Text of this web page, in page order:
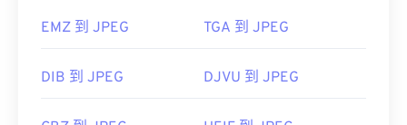
EMZ 到 JPEG TGA 到 JPEG
DIB 到 JPEG DJVU 到 JPEG